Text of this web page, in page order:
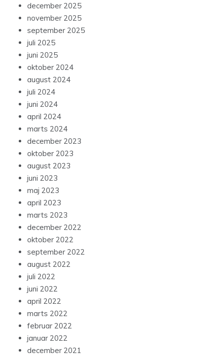
december 2025
november 2025
september 2025
juli 2025
juni 2025
oktober 2024
august 2024
juli 2024
juni 2024
april 2024
marts 2024
december 2023
oktober 2023
august 2023
juni 2023
maj 2023
april 2023
marts 2023
december 2022
oktober 2022
september 2022
august 2022
juli 2022
juni 2022
april 2022
marts 2022
februar 2022
januar 2022
december 2021